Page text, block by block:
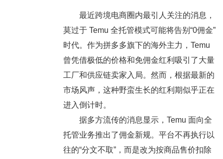
最近跨境电商圈内最引人关注的消息，
莫过于 Temu 全托管模式可能将告别“0佣金”
时代。作为拼多多旗下的海外主力，Temu
曾凭借极低的价格和免佣金红利吸引了大量
工厂和供应链卖家入局。然而，根据最新的
市场风声，这种野蛮生长的红利期似乎正在
进入倒计时。
据多方流传的消息显示，Temu 面向全
托管业务推出了佣金新规。平台不再执行以
往的“分文不取”，而是改为按商品售价扣除